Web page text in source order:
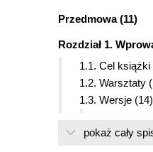
Przedmowa (11)
Rozdział 1.
1.1. Cel książki
1.2. Warsztaty
1.3. Wersje (14)
1.4. Internet
pokaż cały